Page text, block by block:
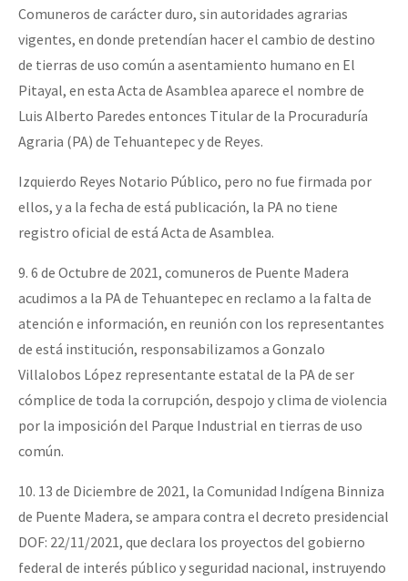
Comuneros de carácter duro, sin autoridades agrarias
vigentes, en donde pretendían hacer el cambio de destino
de tierras de uso común a asentamiento humano en El
Pitayal, en esta Acta de Asamblea aparece el nombre de
Luis Alberto Paredes entonces Titular de la Procuraduría
Agraria (PA) de Tehuantepec y de Reyes.
Izquierdo Reyes Notario Público, pero no fue firmada por
ellos, y a la fecha de está publicación, la PA no tiene
registro oficial de está Acta de Asamblea.
9. 6 de Octubre de 2021, comuneros de Puente Madera
acudimos a la PA de Tehuantepec en reclamo a la falta de
atención e información, en reunión con los representantes
de está institución, responsabilizamos a Gonzalo
Villalobos López representante estatal de la PA de ser
cómplice de toda la corrupción, despojo y clima de violencia
por la imposición del Parque Industrial en tierras de uso
común.
10. 13 de Diciembre de 2021, la Comunidad Indígena Binniza
de Puente Madera, se ampara contra el decreto presidencial
DOF: 22/11/2021, que declara los proyectos del gobierno
federal de interés público y seguridad nacional, instruyendo